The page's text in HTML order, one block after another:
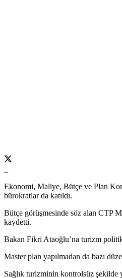
Ekonomi, Maliye, Bütçe ve Plan
bürokratlar da katıldı.
Bütçe görüşmesinde söz alan CTP
kaydetti.
Bakan Fikri Ataoğlu’na turizm
Master plan yapılmadan da bazı
Sağlık turizminin kontrolsüz şekilde